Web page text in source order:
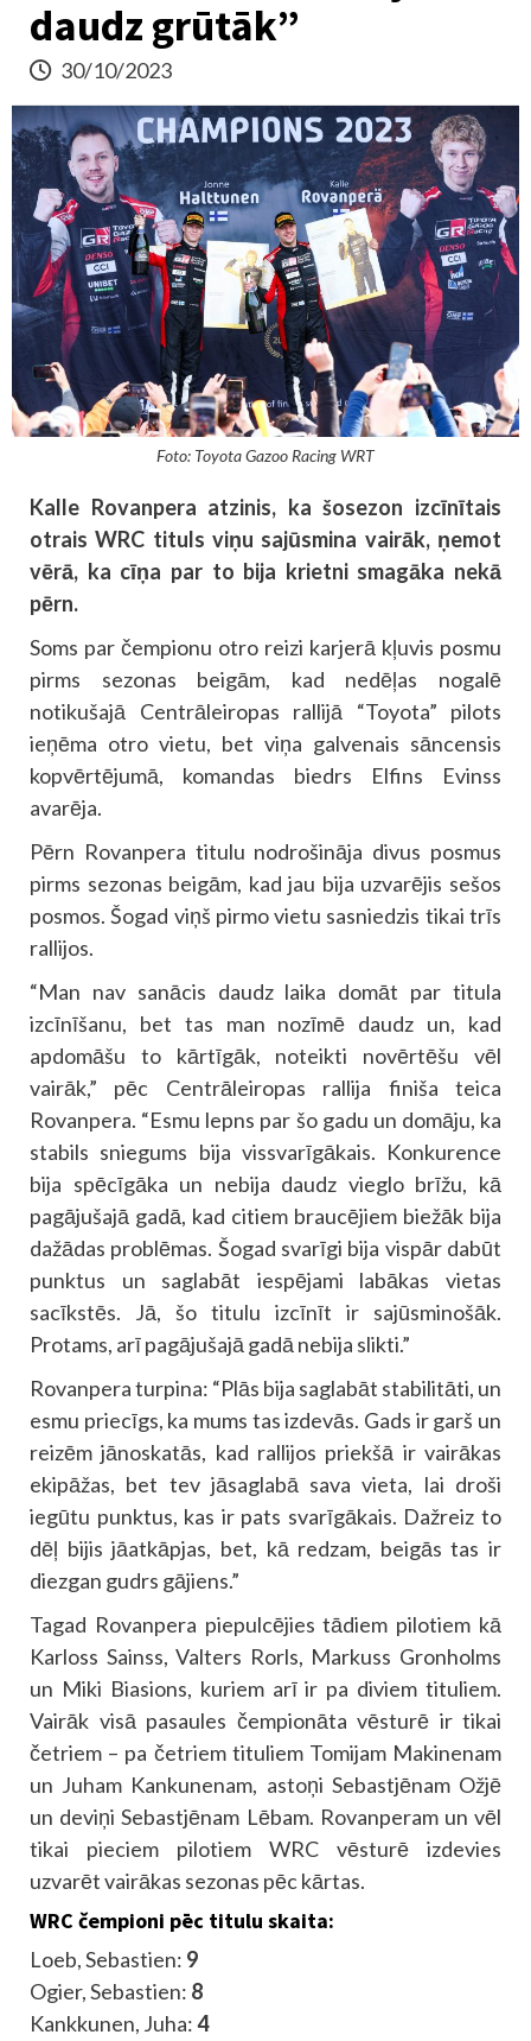
daudz grūtāk”
30/10/2023
Foto: Toyota Gazoo Racing WRT
Kalle Rovanpera atzinis, ka šosezon izcīnītais
otrais WRC tituls viņu sajūsmina vairāk, ņemot
vērā, ka cīņa par to bija krietni smagāka nekā
pērn.
Soms par čempionu otro reizi karjerā kļuvis posmu
pirms sezonas beigām, kad nedēļas nogalē
notikušajā Centrāleiropas rallijā “Toyota” pilots
ieņēma otro vietu, bet viņa galvenais sāncensis
kopvērtējumā, komandas biedrs Elfins Evinss
avarēja.
Pērn Rovanpera titulu nodrošināja divus posmus
pirms sezonas beigām, kad jau bija uzvarējis sešos
posmos. Šogad viņš pirmo vietu sasniedzis tikai trīs
rallijos.
“Man nav sanācis daudz laika domāt par titula
izcīnīšanu, bet tas man nozīmē daudz un, kad
apdomāšu to kārtīgāk, noteikti novērtēšu vēl
vairāk,” pēc Centrāleiropas rallija finiša teica
Rovanpera. “Esmu lepns par šo gadu un domāju, ka
stabils sniegums bija vissvarīgākais. Konkurence
bija spēcīgāka un nebija daudz vieglo brīžu, kā
pagājušajā gadā, kad citiem braucējiem biežāk bija
dažādas problēmas. Šogad svarīgi bija vispār dabūt
punktus un saglabāt iespējami labākas vietas
sacīkstēs. Jā, šo titulu izcīnīt ir sajūsminošāk.
Protams, arī pagājušajā gadā nebija slikti.”
Rovanpera turpina: “Plās bija saglabāt stabilitāti, un
esmu priecīgs, ka mums tas izdevās. Gads ir garš un
reizēm jānoskatās, kad rallijos priekšā ir vairākas
ekipāžas, bet tev jāsaglabā sava vieta, lai droši
iegūtu punktus, kas ir pats svarīgākais. Dažreiz to
dēļ bijis jāatkāpjas, bet, kā redzam, beigās tas ir
diezgan gudrs gājiens.”
Tagad Rovanpera piepulcējies tādiem pilotiem kā
Karloss Sainss, Valters Rorls, Markuss Gronholms
un Miki Biasions, kuriem arī ir pa diviem tituliem.
Vairāk visā pasaules čempionāta vēsturē ir tikai
četriem – pa četriem tituliem Tomijam Makinenam
un Juham Kankunenam, astoņi Sebastjēnam Ožjē
un deviņi Sebastjēnam Lēbam. Rovanperam un vēl
tikai pieciem pilotiem WRC vēsturē izdevies
uzvarēt vairākas sezonas pēc kārtas.
WRC čempioni pēc titulu skaita:
Loeb, Sebastien: 9
Ogier, Sebastien: 8
Kankkunen, Juha:4